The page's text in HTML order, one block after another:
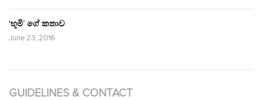
‘භූමි’ ගේ කතාව
June 23, 2016
GUIDELINES & CONTACT